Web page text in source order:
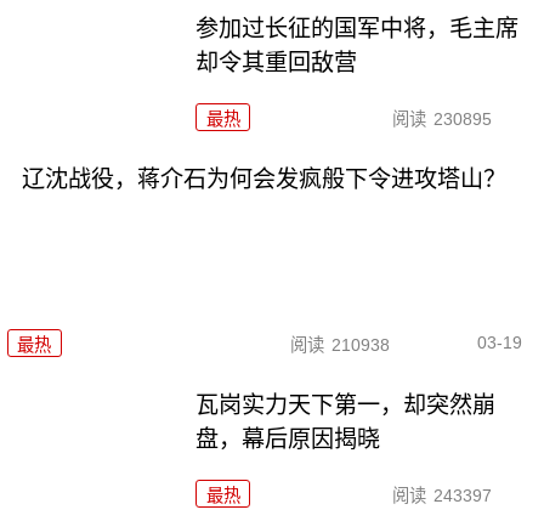
参加过长征的国军中将，毛主席
却令其重回敌营
最热 阅读 230895
辽沈战役，蒋介石为何会发疯般下令进攻塔山？
最热 阅读 210938 03-19
瓦岗实力天下第一，却突然崩
盘，幕后原因揭晓
最热 阅读 243397